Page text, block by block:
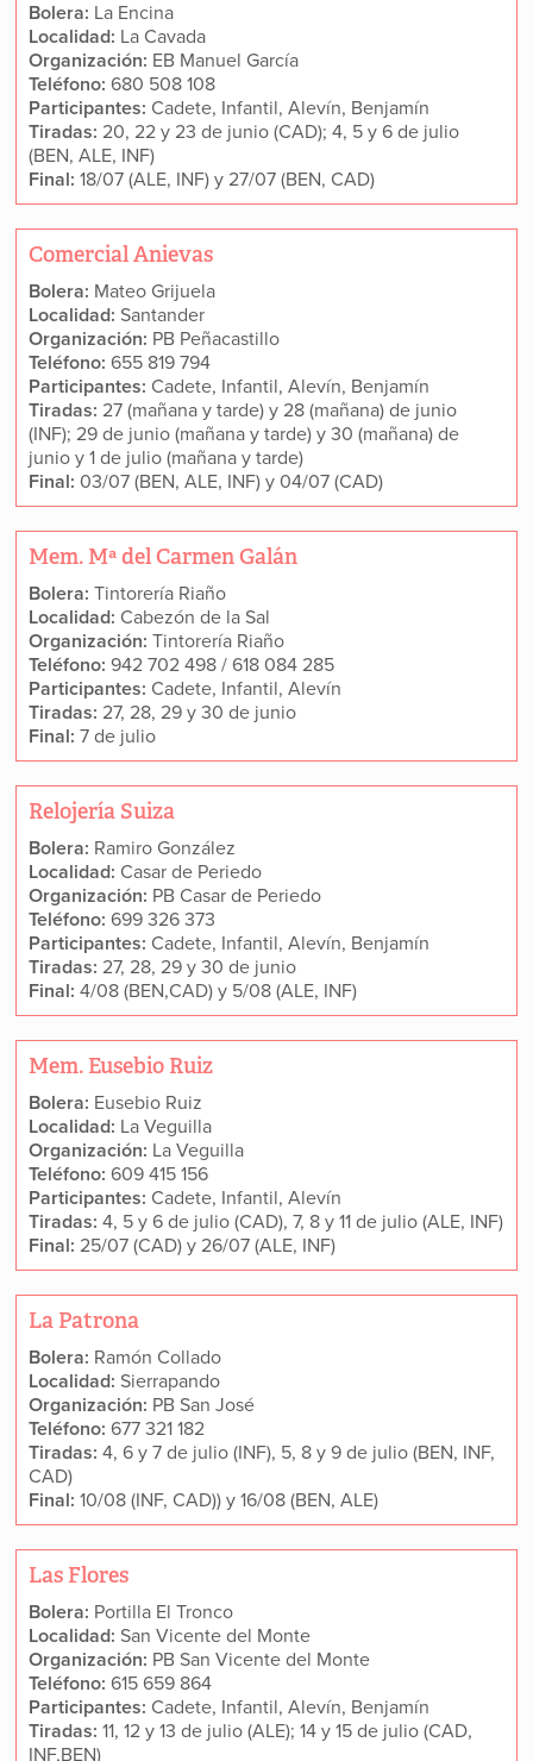
Bolera: La Encina
Localidad: La Cavada
Organización: EB Manuel García
Teléfono:680 508 108
Participantes: Cadete, Infantil, Alevín, Benjamín
Tiradas: 20, 22 y 23 de junio (CAD); 4, 5 y 6 de julio
(BEN, ALE, INF)
Final:18/07 (ALE, INF) y 27/07 (BEN, CAD)
Comercial Anievas
Bolera: Mateo Grijuela
Localidad:Santander
Organización: PB Peñacastillo
Teléfono:655 819 794
Participantes: Cadete, Infantil, Alevín, Benjamín
Tiradas: 27 (mañana y tarde) y 28 (mañana) de junio
(INF); 29 de junio (mañana y tarde) y 30 (mañana) de
junio y 1 de julio (mañana y tarde)
Final:03/07 (BEN, ALE, INF) y 04/07 (CAD)
Mem. Mª del Carmen Galán
Bolera:Tintorería Riaño
Localidad: Cabezón de la Sal
Organización:Tintorería Riaño
Teléfono:942 702 498 / 618 084 285
Participantes: Cadete, Infantil, Alevín
Tiradas: 27, 28, 29 y 30 de junio
Final:7 de julio
Relojería Suiza
Bolera: Ramiro González
Localidad: Casar de Periedo
Organización: PB Casar de Periedo
Teléfono:699 326 373
Participantes: Cadete, Infantil, Alevín, Benjamín
Tiradas: 27, 28, 29 y 30 de junio
Final:4/08 (BEN,CAD) y 5/08 (ALE, INF)
Mem. Eusebio Ruiz
Bolera: Eusebio Ruiz
Localidad: La Veguilla
Organización: La Veguilla
Teléfono:609 415 156
Participantes: Cadete, Infantil, Alevín
Tiradas:4, 5 y 6 de julio (CAD), 7, 8 y 11 de julio (ALE, INF)
Final: 25/07 (CAD) y 26/07 (ALE, INF)
La Patrona
Bolera: Ramón Collado
Localidad:Sierrapando
Organización: PB San José
Teléfono:677 321 182
Tiradas:4, 6 y 7 de julio (INF), 5, 8 y 9 de julio (BEN, INF,
CAD)
Final:10/08 (INF, CAD)) y 16/08 (BEN, ALE)
Las Flores
Bolera: Portilla El Tronco
Localidad:San Vicente del Monte
Organización: PB San Vicente del Monte
Teléfono:615 659 864
Participantes: Cadete, Infantil, Alevín, Benjamín
Tiradas:11, 12 y 13 de julio (ALE); 14 y 15 de julio (CAD,
INF,BEN)